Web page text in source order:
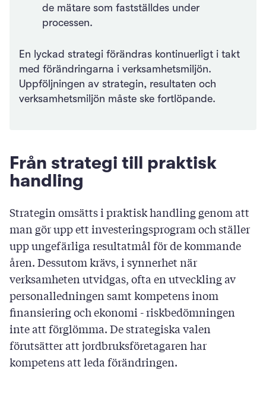
de mätare som fastställdes under
processen.
En lyckad strategi förändras kontinuerligt i takt
med förändringarna i verksamhetsmiljön.
Uppföljningen av strategin, resultaten och
verksamhetsmiljön måste ske fortlöpande.
Från strategi till praktisk
handling
Strategin omsätts i praktisk handling genom att
man gör upp ett investeringsprogram och ställer
upp ungefärliga resultatmål för de kommande
åren. Dessutom krävs, i synnerhet när
verksamheten utvidgas, ofta en utveckling av
personalledningen samt kompetens inom
finansiering och ekonomi - riskbedömningen
inte att förglömma. De strategiska valen
förutsätter att jordbruksföretagaren har
kompetens att leda förändringen.